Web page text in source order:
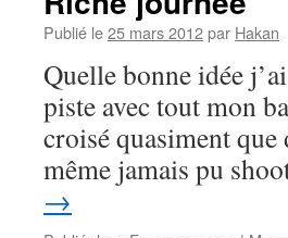
Publié le25 mars 2012par Hakan
Quelle bonne idée
piste avec tout mon
croisé quasiment que
même jamais pu
→